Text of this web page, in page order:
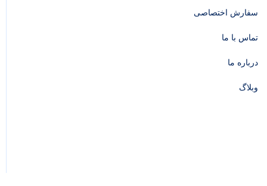
سفارش اختصاصی
تماس با ما
درباره ما
وبلاگ